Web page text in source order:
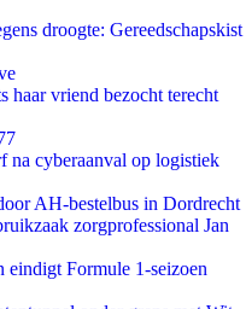
droogte: Gereedschapskist
haar vriend bezocht terecht
cyberaanval op logistiek
AH-bestelbus in Dordrecht
zorgprofessional Jan
eindigt Formule 1-seizoen